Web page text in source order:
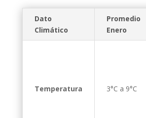
Dato
Climático
Promedio
Enero
Temperatura 3°C a 9°C